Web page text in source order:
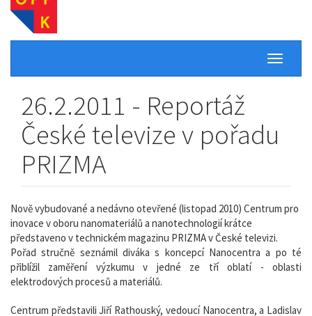
Toggle
26.2.2011 - Reportáž
České televize v pořadu
PRIZMA
Nově vybudované a nedávno otevřené (listopad 2010) Centrum pro
inovace v oboru nanomateriálů a nanotechnologií krátce
představeno v technickém magazinu PRIZMA v České televizi.
Pořad stručně seznámil diváka s koncepcí Nanocentra a po té
přiblížil zaměření výzkumu v jedné ze tří oblatí - oblasti
elektrodových procesů a materiálů.
Centrum představili Jiří Rathouský, vedoucí Nanocentra, a Ladislav